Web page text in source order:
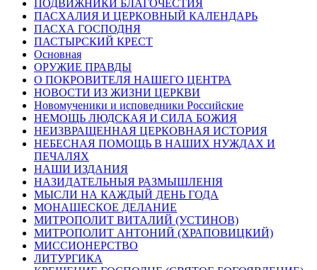
ПОДВИЖНИКИ БЛАГОЧЕСТИЯ
ПАСХАЛИЯ И ЦЕРКОВНЫЙ КАЛЕНДАРЬ
ПАСХА ГОСПОДНЯ
ПАСТЫРСКИЙ КРЕСТ
Основная
ОРУЖИЕ ПРАВДЫ
О ПОКРОВИТЕЛЯ НАШЕГО ЦЕНТРА
НОВОСТИ ИЗ ЖИЗНИ ЦЕРКВИ
Новомученики и исповедники Российские
НЕМОЩЬ ЛЮДСКАЯ И СИЛА БОЖИЯ
НЕИЗВРАЩЕННАЯ ЦЕРКОВНАЯ ИСТОРИЯ
НЕБЕСНАЯ ПОМОЩЬ В НАШИХ НУЖДАХ И
ПЕЧАЛЯХ
НАШИ ИЗДАНИЯ
НАЗИДАТЕЛЬНЫЯ РАЗМЫШЛЕНІЯ
МЫСЛИ НА КАЖДЫЙ ДЕНЬ ГОДА
МОНАШЕСКОЕ ДЕЛАНИЕ
МИТРОПОЛИТ ВИТАЛИЙ (УСТИНОВ)
МИТРОПОЛИТ АНТОНИЙ (ХРАПОВИЦКИЙ)
МИССИОНЕРСТВО
ЛИТУРГИКА